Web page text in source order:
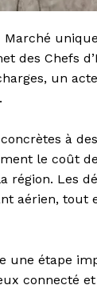
des Chefs
un
à
le coût
région. Les
aérien, tout
une étape
connecté